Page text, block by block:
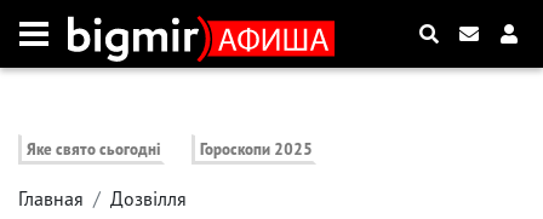
Яке свято сьогодні Гороскопи 2025
Главная Дозвілля